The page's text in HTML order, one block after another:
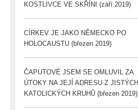
KOSTLIVCE VE SKŘÍNI (září 2019)
CÍRKEV JE JAKO NĚMECKO PO
HOLOCAUSTU (březen 2019)
ČAPUTOVÉ JSEM SE OMLUVIL ZA
ÚTOKY NA JEJÍ ADRESU Z JISTÝCH
KATOLICKÝCH KRUHŮ (březen 2019)